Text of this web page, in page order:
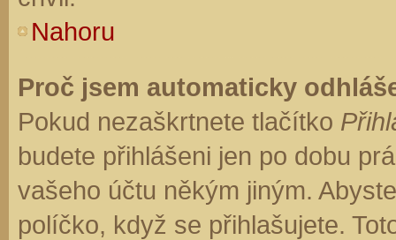
Nahoru
Proč jsem automaticky
Pokud nezaškrtnete tlačítko
budete přihlášeni jen po dobu
vašeho účtu někým jiným.
políčko, když se přihlašujete.